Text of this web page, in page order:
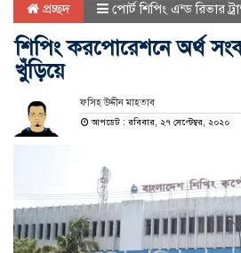
প্রচ্ছদ পোর্ট শিপিং এন্ড রিভার
শিপিং করপোরেশনে অর্থ
খুঁড়িয়ে
ফসিহ উদ্দীন মাহতাব
আপডেট : রবিবার, ২৭ সেপ্টেম্বর, ২০২০